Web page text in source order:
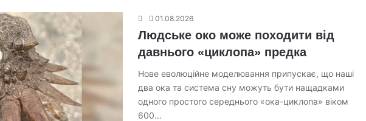
01.08.2026
Людське око може походити від
давнього «циклопа» предка
Нове еволюційне моделювання припускає, що наші
два ока та система сну можуть бути нащадками
одного простого середнього «ока-циклопа» віком
600…